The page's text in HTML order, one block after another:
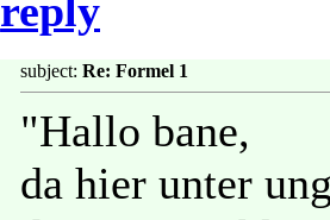
reply
subject: Re: Formel 1
"Hallo bane,
da hier unter